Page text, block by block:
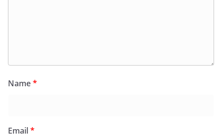
Name*
Email*